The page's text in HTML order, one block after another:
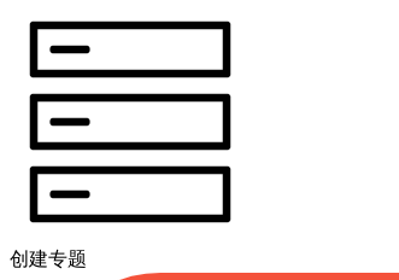
创建专题